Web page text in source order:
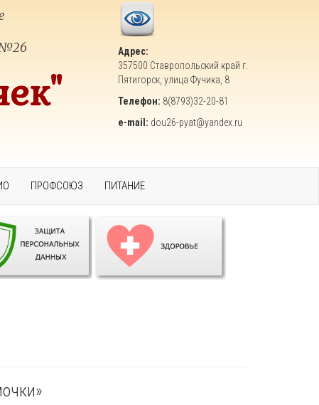
№26
Адрес:
357500 Ставропольский край г.
Пятигорск, улица Фучика, 8
Телефон: 8(8793)32-20-81
e-mail: dou26-pyat@yandex.ru
ПРОФСОЮЗ ПИТАНИЕ